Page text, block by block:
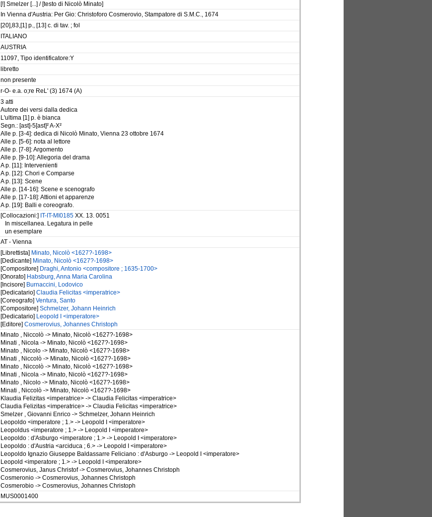
[!] Smelzer [...] / [testo di Nicolò Minato]
In Vienna d'Austria: Per Gio: Christoforo Cosmerovio, Stampatore di S.M.C., 1674
[20],83,[1] p., [13] c. di tav. ; fol
ITALIANO
AUSTRIA
11097, Tipo identificatore:Y
libretto
non presente
r-O- e.a. o;re ReL' (3) 1674 (A)
3 atti
Autore dei versi dalla dedica
L'ultima [1] p. è bianca
Segn.: [ast]-5[ast]² A-X²
Alle p. [3-4]: dedica di Nicolò Minato, Vienna 23 ottobre 1674
Alle p. [5-6]: nota al lettore
Alle p. [7-8]: Argomento
Alle p. [9-10]: Allegoria del drama
A p. [11]: Intervenienti
A p. [12]: Chori e Comparse
A p. [13]: Scene
Alle p. [14-16]: Scene e scenografo
Alle p. [17-18]: Attioni et apparenze
A p. [19]: Balli e coreografo.
[Collocazioni:] IT-IT-MI0185 XX. 13. 0051
In miscellanea. Legatura in pelle
un esemplare
AT - Vienna
[Librettista]
Minato, Nicolò <1627?-1698>
[Dedicante]
Minato, Nicolò <1627?-1698>
[Compositore]
Draghi, Antonio <compositore ; 1635-1700>
[Onorato]
Habsburg, Anna Maria Carolina
[Incisore]
Burnaccini, Lodovico
[Dedicatario] Claudia Felicitas <imperatrice>
[Coreografo] Ventura, Santo
[Compositore] Schmelzer, Johann Heinrich
[Dedicatario]
Leopold I <imperatore>
[Editore] Cosmerovius, Johannes Christoph
Minato , Niccolò -> Minato, Nicolò <1627?-1698>
Minati , Nicola -> Minato, Nicolò <1627?-1698>
Minato , Nicolo -> Minato, Nicolò <1627?-1698>
Minati , Niccolò -> Minato, Nicolò <1627?-1698>
Minato , Niccolò -> Minato, Nicolò <1627?-1698>
Minati , Nicola -> Minato, Nicolò <1627?-1698>
Minato , Nicolo -> Minato, Nicolò <1627?-1698>
Minati , Niccolò -> Minato, Nicolò <1627?-1698>
Klaudia Felizitas <imperatrice> -> Claudia Felicitas <imperatrice>
Claudia Felizitas <imperatrice> -> Claudia Felicitas <imperatrice>
Smelzer , Giovanni Enrico -> Schmelzer, Johann Heinrich
Leopoldo <imperatore ; 1.> -> Leopold I <imperatore>
Leopoldus <imperatore ; 1.> -> Leopold I <imperatore>
Leopoldo : d'Asburgo <imperatore ; 1.> -> Leopold I <imperatore>
Leopoldo : d'Austria <arciduca ; 6.> -> Leopold I <imperatore>
Leopoldo Ignazio Giuseppe Baldassarre Feliciano : d'Asburgo -> Leopold I <imperatore>
Leopold <imperatore ; 1.> -> Leopold I <imperatore>
Cosmerovius, Janus Christof -> Cosmerovius, Johannes Christoph
Cosmeronio -> Cosmerovius, Johannes Christoph
Cosmerobio -> Cosmerovius, Johannes Christoph
MUS0001400